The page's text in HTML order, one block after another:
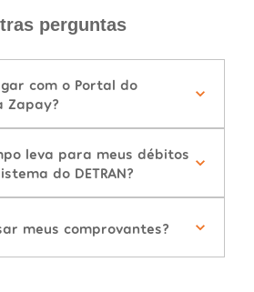
perguntas
com o Portal do
Zapay?
leva para meus débitos
do DETRAN?
meus comprovantes?